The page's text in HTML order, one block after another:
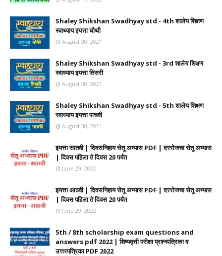
Shaley Shikshan Swadhyay std - 4th शालेय शिक्षण
स्वाध्याय इयत्ता चौथी
August 30, 2021
Shaley Shikshan Swadhyay std - 3rd शालेय शिक्षण
स्वाध्याय इयत्ता तिसरी
August 30, 2021
Shaley Shikshan Swadhyay std - 5th शालेय शिक्षण
स्वाध्याय इयत्ता पाचवी
August 30, 2021
इयत्ता सातवी | दिवसनिहाय सेतू अभ्यास PDF | दररोजचा सेतू अभ्यास
| दिवस पहिला ते दिवस 20 पर्यंत
June 29, 2022
इयत्ता आठवी | दिवसनिहाय सेतू अभ्यास PDF | दररोजचा सेतू अभ्यास
| दिवस पहिला ते दिवस 20 पर्यंत
June 29, 2022
5th / 8th scholarship exam questions and
answers pdf 2022 | शिष्यवृत्ती परीक्षा प्रश्नपत्रिका व
उत्तरपत्रिका PDF 2022